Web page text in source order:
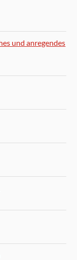
und anregendes